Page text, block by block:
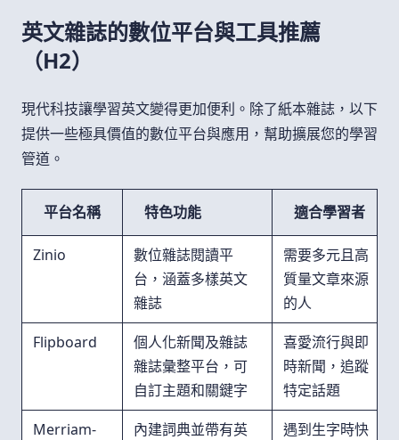
英文雜誌的數位平台與工具推薦
（H2）
現代科技讓學習英文變得更加便利。除了紙本雜誌，以下
提供一些極具價值的數位平台與應用，幫助擴展您的學習
管道。
平台名稱 特色功能 適合學習者
Zinio
數位雜誌閱讀平
台，涵蓋多樣英文
雜誌
需要多元且高
質量文章來源
的人
Flipboard
個人化新聞及雜誌
雜誌彙整平台，可
自訂主題和關鍵字
喜愛流行與即
時新聞，追蹤
特定話題
Merriam-
內建詞典並帶有英
遇到生字時快